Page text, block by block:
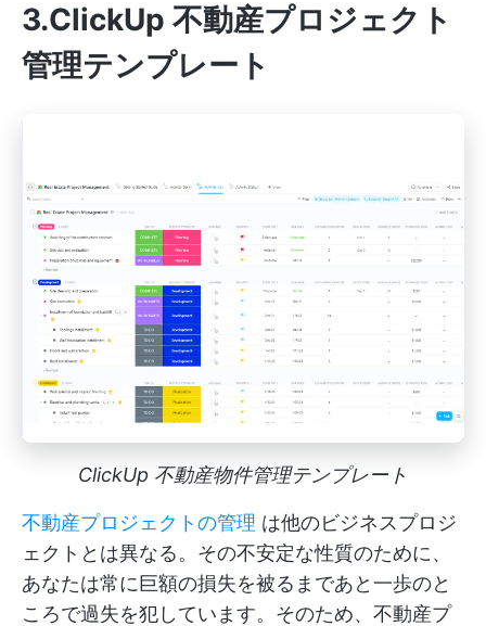
3.ClickUp 不動産プロジェクト
管理テンプレート
ClickUp 不動産物件管理テンプレート
不動産プロジェクトの管理 は他のビジネスプロジ
ェクトとは異なる。その不安定な性質のために、
あなたは常に巨額の損失を被るまであと一歩のと
ころで過失を犯しています。そのため、不動産プ